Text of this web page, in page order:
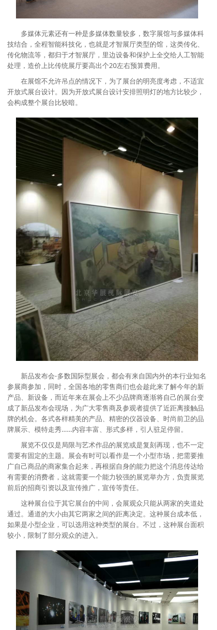
多媒体元素还有一种是多媒体数量较多，数字展馆与多媒体科
技结合，全程智能科技化，也就是才智展厅类型的馆，这类传化、
传化物流等，都归于才智展厅，里边设备和保护上全交给人工智能
处理，造价上比传统展厅要高出个20左右预算费用。
在展馆不允许吊点的情况下，为了展台的明亮度考虑，不适宜
开放式展台设计。因为开放式展台设计安排照明灯的地方比较少，
会构成整个展台比较暗。
新品发布会-多数国际型展会，都会有来自国内外的本行业知名
参展商参加，同时，全国各地的零售商们也会趁此来了解今年的新
产品、新设备，而近年来在展会上不少品牌商逐渐将自己的展台变
成了新品发布会现场，为广大零售商及参观者提供了近距离接触品
牌的机会。各式各样精美的产品、精密的仪器设备、时尚前卫的品
牌展示、模特走秀……内容丰富、形式多样，引人驻足停留。
展览不仅仅是局限与艺术作品的展览或是复刻再现，也不一定
需要有固定的主题。展会有时可以看作是一个小型市场，把需要推
广自己商品的商家集合起来，再根据自身的能力把这个消息传达给
有需要的消费者，这就需要一个能力较强的展览举办方，负责展览
前后的招商引资以及宣传推广，宣传等责任。
这种展台位于其它展台的中间，会展观众只能从两家的夹道处
通过。通道的大小由其它两家之间的距离决定。这种展台成本低，
如果是小型企业，可以选用这种类型的展台。不过，这种展台面积
较小，限制了部分观众的进入。